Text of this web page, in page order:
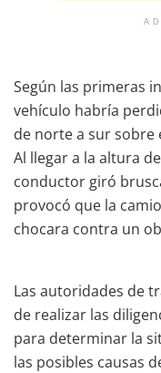
Según las primeras
vehículo habría
de norte a sur sobre
Al llegar a la altura
conductor giró
provocó que la
chocara contra un
Las autoridades de
de realizar las
para determinar la
las posibles causas